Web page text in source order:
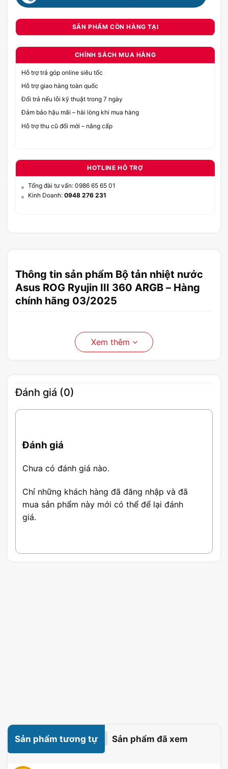
SẢN PHẨM CÒN HÀNG TẠI
CHÍNH SÁCH MUA HÀNG
Hỗ trợ trả góp online siêu tốc
Hỗ trợ giao hàng toàn quốc
Đổi trả nếu lỗi kỹ thuật trong 7 ngày
Đảm bảo hậu mãi – hài lòng khi mua hàng
Hỗ trợ thu cũ đổi mới – nâng cấp
HOTLINE HỖ TRỢ
Tổng đài tư vấn: 0986 65 65 01
Kinh Doanh: 0948 276 231
Thông tin sản phẩm Bộ tản nhiệt nước
Asus ROG Ryujin III 360 ARGB – Hàng
chính hãng 03/2025
Xem thêm
Đánh giá (0)
Đánh giá
Chưa có đánh giá nào.
Chỉ những khách hàng đã đăng nhập và đã
mua sản phẩm này mới có thể để lại đánh
giá.
Sản phẩm tương tự Sản phẩm đã xem